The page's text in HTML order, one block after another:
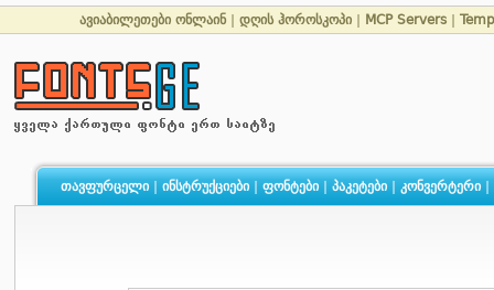
ავიაბილეთები ონლაინ დღის ჰოროსკოპი MCP Servers
თავფურცელი| ინსტრუქციები| ფონტები| პაკეტები| კონვერტერი|